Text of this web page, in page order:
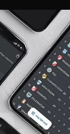
HOME SPONZORI